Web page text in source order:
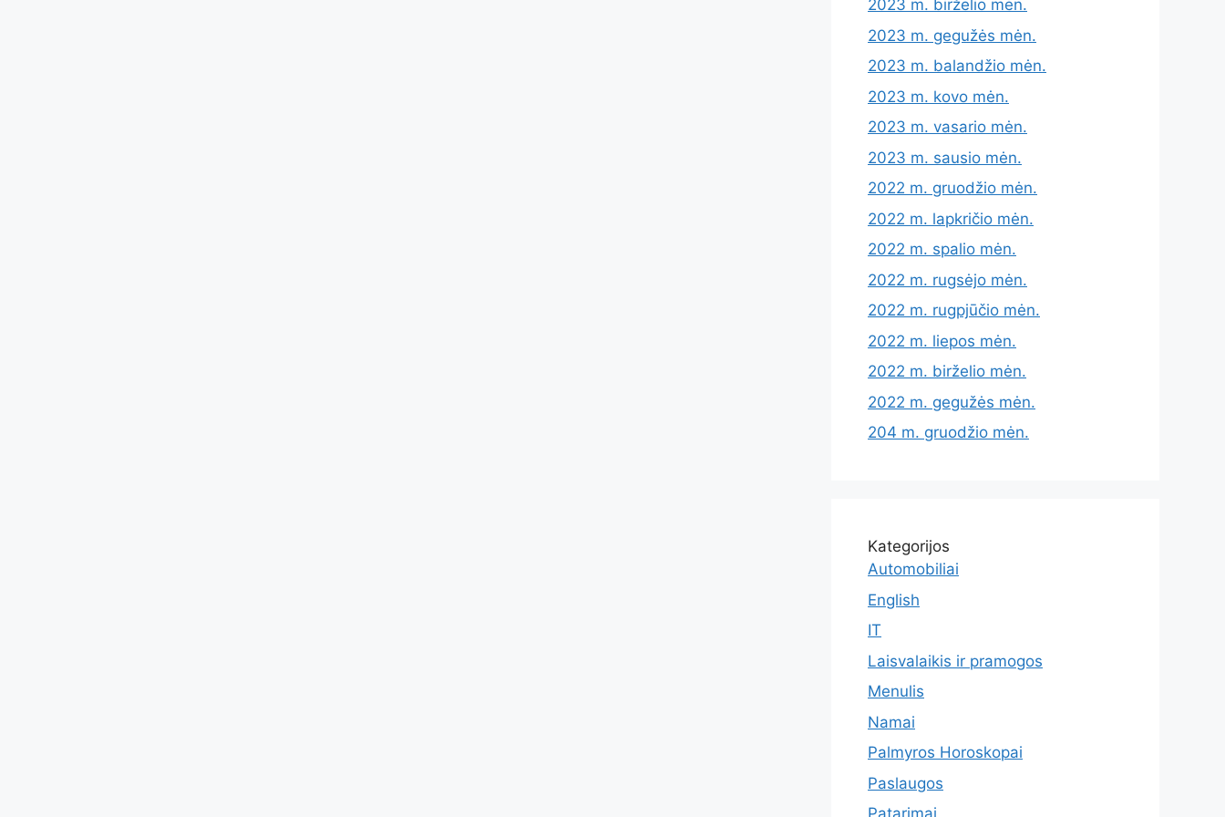
2023 m. birželio mėn.
2023 m. gegužės mėn.
2023 m. balandžio mėn.
2023 m. kovo mėn.
2023 m. vasario mėn.
2023 m. sausio mėn.
2022 m. gruodžio mėn.
2022 m. lapkričio mėn.
2022 m. spalio mėn.
2022 m. rugsėjo mėn.
2022 m. rugpjūčio mėn.
2022 m. liepos mėn.
2022 m. birželio mėn.
2022 m. gegužės mėn.
204 m. gruodžio mėn.
Kategorijos
Automobiliai
English
IT
Laisvalaikis ir pramogos
Menulis
Namai
Palmyros Horoskopai
Paslaugos